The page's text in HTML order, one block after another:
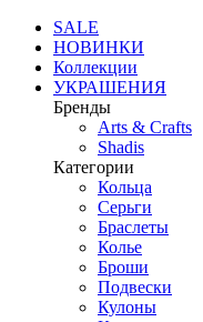
SALE
НОВИНКИ
Коллекции
УКРАШЕНИЯ
Бренды
Аrts & Сrafts
Shadis
Категории
Кольца
Серьги
Браслеты
Колье
Броши
Подвески
Кулоны